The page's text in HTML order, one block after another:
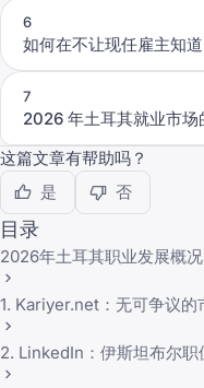
6
如何在不让现任雇主知
7
2026 年土耳其就业市场
这篇文章有帮助吗？
是
否
目录
2026年土耳其职业发展概况
1. Kariyer.net：无可争议的
2. LinkedIn：伊斯坦布尔职